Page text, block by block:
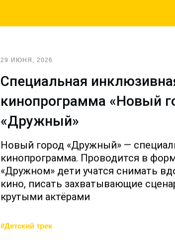
29 ИЮНЯ, 2026
Cпециальная
кинопрограмма «Новый
«Дружный»
Новый город «Дружный» —
кинопрограмма. Проводится в
«Дружном» дети учатся снимать
кино, писать захватывающие
крутыми актёрами
#Детский трек